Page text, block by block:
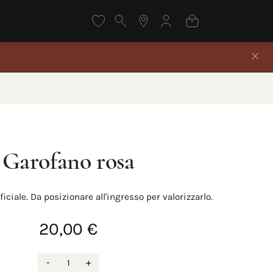
Garofano rosa
Da posizionare all'ingresso per valorizzarlo.
20,00 €
- +